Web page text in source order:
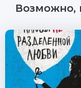
Возможно,